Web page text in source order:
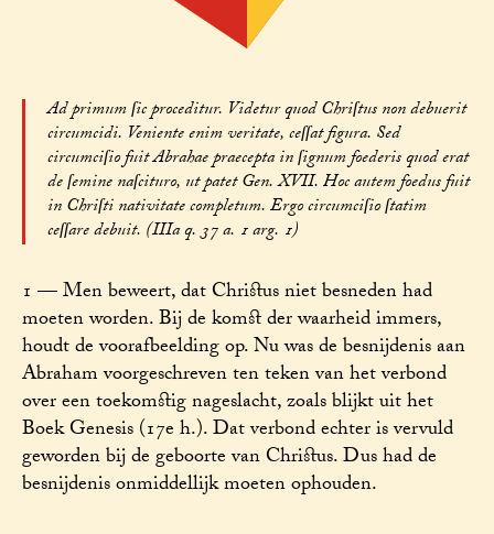
Ad primum ſic proceditur. Videtur quod Chriſtus non debuerit
circumcidi. Veniente enim veritate, ceſſat figura. Sed
circumciſio fuit Abrahae praecepta in ſignum foederis quod erat
de ſemine naſcituro, ut patet Gen. XVII. Hoc autem foedus fuit
in Chriſti nativitate completum. Ergo circumciſio ſtatim
ceſſare debuit. (IIIa q. 37 a. 1 arg. 1)
1 — Men beweert, dat Christus niet besneden had
moeten worden. Bij de komst der waarheid immers,
houdt de voorafbeelding op. Nu was de besnijdenis aan
Abraham voorgeschreven ten teken van het verbond
over een toekomstig nageslacht, zoals blijkt uit het
Boek Genesis (17e h.). Dat verbond echter is vervuld
geworden bij de geboorte van Christus. Dus had de
besnijdenis onmiddellijk moeten ophouden.